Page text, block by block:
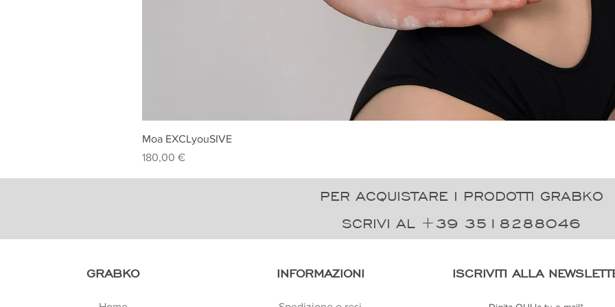
Moa EXCLyouSIVE
Prezzo
180,00 €
PER ACQUISTARE I PRODOTTI GRABKO
SCRIVI AL +39 3518288046
GRABKO INFORMAZIONI ISCRIVITI ALLA